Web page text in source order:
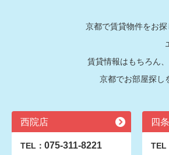
京都で賃貸物件をお
賃貸情報はもちろん
京都でお部屋探し
西院店
TEL： 075-311-8221
四
TEL